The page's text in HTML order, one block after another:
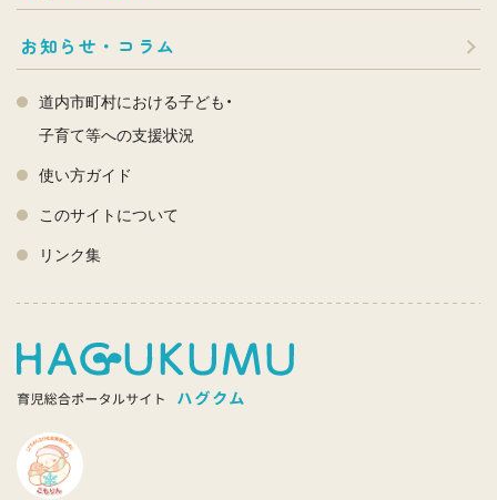
お知らせ・コラム
道内市町村における子ども・
子育て等への支援状況
使い方ガイド
このサイトについて
リンク集